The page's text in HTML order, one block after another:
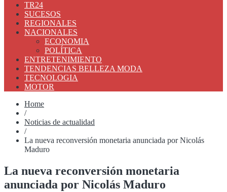
TR24
SUCESOS
REGIONALES
NACIONALES
ECONOMIA
POLÍTICA
ENTRETENIMIENTO
TENDENCIAS BELLEZA MODA
TECNOLOGIA
MOTOR
Home
/
Noticias de actualidad
/
La nueva reconversión monetaria anunciada por Nicolás
Maduro
La nueva reconversión monetaria
anunciada por Nicolás Maduro